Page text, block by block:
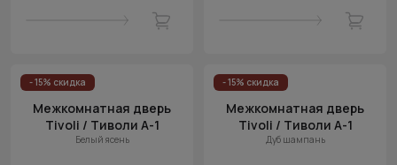
- 15% скидка
Межкомнатная дверь
Tivoli / Тиволи А-1
Белый ясень
- 15% скидка
Межкомнатная дверь
Tivoli / Тиволи А-1
Дуб шампань